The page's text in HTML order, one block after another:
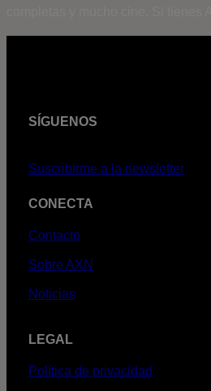
SÍGUENOS
Suscribirme a la newsletter
CONECTA
Contacto
Sobre AXN
Noticias
LEGAL
Política de privacidad